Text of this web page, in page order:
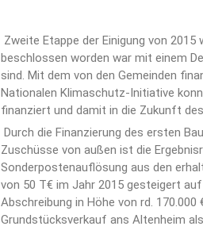
Zweite Etappe der Einigung von
beschlossen worden war mit einem
sind. Mit dem von den Gemeinden
Nationalen Klimaschutz-Initiative
finanziert und damit in die Zukunft
Durch die Finanzierung des ersten
Zuschüsse von außen ist die
Sonderpostenauflösung aus den
von 50 T€ im Jahr 2015 gesteigert
Abschreibung in Höhe von rd.
Grundstücksverkauf ans Altenheim